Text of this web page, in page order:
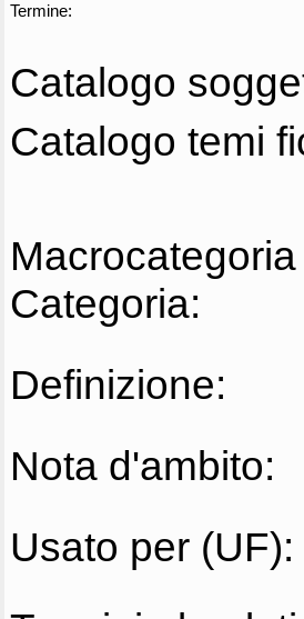
Termine:
Catalogo
Catalogo temi
Macrocategoria
Categoria:
Definizione:
Nota d'ambito:
Usato per (UF):